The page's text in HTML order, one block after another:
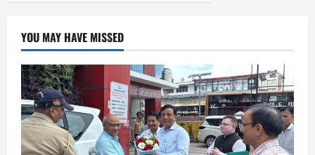
YOU MAY HAVE MISSED